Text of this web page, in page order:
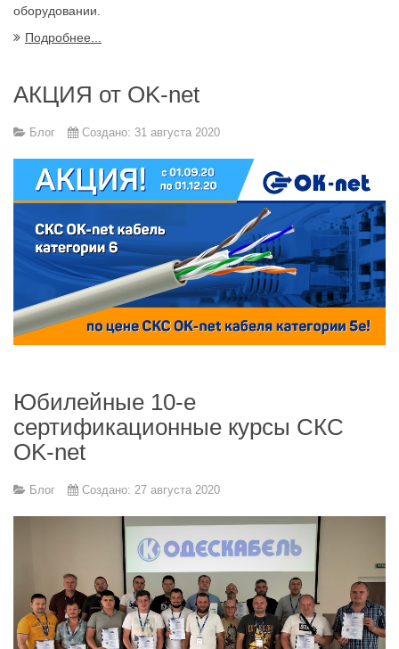
оборудовании.
Подробнее...
АКЦИЯ от OK-net
Блог Создано: 31 августа 2020
Юбилейные 10-е
сертификационные курсы СКС
OK-net
Блог Создано: 27 августа 2020